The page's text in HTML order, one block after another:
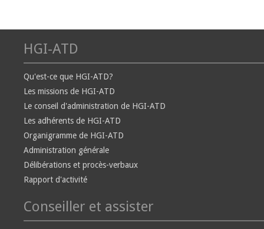
HGI-ATD
Qu'est-ce que HGI-ATD?
Les missions de HGI-ATD
Le conseil d'administration de HGI-ATD
Les adhérents de HGI-ATD
Organigramme de HGI-ATD
Administration générale
Délibérations et procès-verbaux
Rapport d'activité
Conseiller et assister